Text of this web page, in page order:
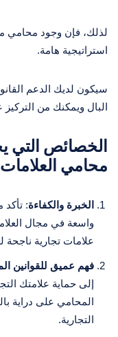
لذلك، فإن وجود محامي
استراتيجية هامة.
سيكون لديك الدعم
البال ويمكنك من
الخصائص التي
محامي العلامات
الخبرة والكفاءة: تأكد
واسعة في مجال
علامات تجارية ناجحة
فهم عميق للقوانين
إلى حماية علامتك
المحامي على دراية
التجارية.